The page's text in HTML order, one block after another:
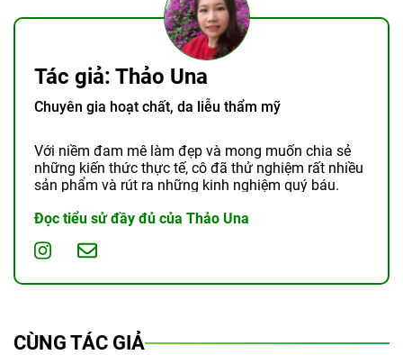
Tác giả: Thảo Una
Chuyên gia hoạt chất, da liễu thẩm mỹ
Với niềm đam mê làm đẹp và mong muốn chia sẻ
những kiến thức thực tế, cô đã thử nghiệm rất nhiều
sản phẩm và rút ra những kinh nghiệm quý báu.
Đọc tiểu sử đầy đủ của Thảo Una
CÙNG TÁC GIẢ